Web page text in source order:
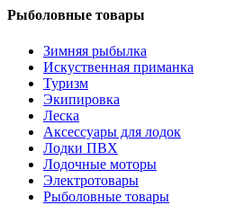
Рыболовные товары
Зимняя рыбылка
Искуственная приманка
Туризм
Экипировка
Леска
Аксессуары для лодок
Лодки ПВХ
Лодочные моторы
Электротовары
Рыболовные товары